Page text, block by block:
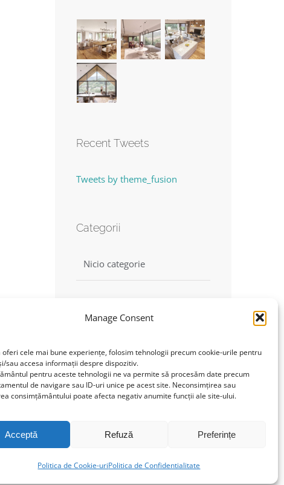
Manage Consent
oferi cele mai bune experiențe, folosim tehnologii precum cookie-urile pentru
sau accesa informații despre dispozitiv.
pentru aceste tehnologii ne va permite să procesăm date precum
de navigare sau ID-uri unice pe acest site. Neconsimțirea sau
consimțământului poate afecta negativ anumite funcții ale site-ului.
Acceptă Refuză Preferințe
Politica de Cookie-uriPolitica de Confidentialitate
Recent Tweets
Tweets by theme_fusion
Categorii
Nicio categorie
Find us on Facebook
Click to accept marketing
cookies and enable this